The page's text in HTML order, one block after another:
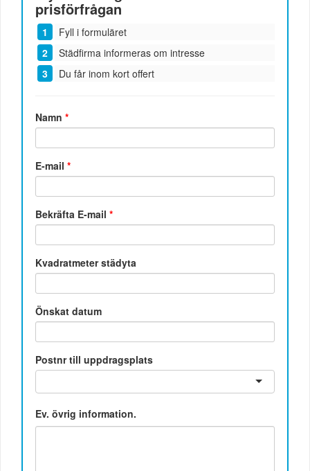
prisförfrågan
Fyll i formuläret
Städfirma informeras om intresse
Du får inom kort offert
Namn*
E-mail*
Bekräfta E-mail*
Kvadratmeter städyta
Önskat datum
Postnr till uppdragsplats
Ev. övrig information.